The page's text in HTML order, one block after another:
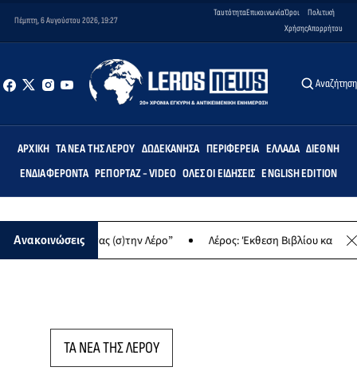
Πέμπτη, 6 Αυγούστου 2026, 19:27
ΤαυτότηταΕπικοινωνίαΌροι
Χρήσης
Πολιτική
Απορρήτου
Αναζήτηση
ΑΡΧΙΚΉ ΤΑ ΝΈΑ ΤΗΣ ΛΈΡΟΥ ΔΩΔΕΚΆΝΗΣΑ ΠΕΡΙΦΈΡΕΙΑ ΕΛΛΆΔΑ ΔΙΕΘΝΉ
ΕΝΔΙΑΦΈΡΟΝΤΑ ΡΕΠΟΡΤΆΖ - VIDEO ΌΛΕΣ ΟΙ ΕΙΔΉΣΕΙΣ ENGLISH EDITION
Ανακοινώσεις
“Δημιουργώντας (σ)την Λέρο” Λέρος: Έκθεση Βιβλίου και
ΤΑ ΝΕΑ ΤΗΣ ΛΕΡΟΥ